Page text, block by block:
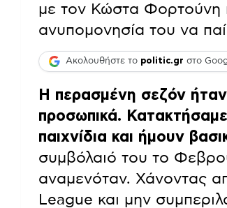
με τον Κώστα Φορτούνη
ανυπομονησία του να
Ακολουθήστε το politic.gr στο
Η περασμένη σεζόν
προσωπικά.
παιχνίδια και ήμουν
συμβόλαιό του το
αναμενόταν. Χάνοντας
League και μην